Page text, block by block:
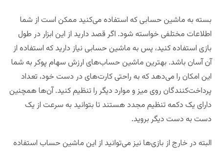
بسته به ماشین حسابی که استفاده می‌کنید ممکن است از شما
اطلاعات مختلفی خواسته شود. اگر قصد دارید از این ابزار در طول
بازی استفاده کنید، پس به ماشین حسابی نیاز دارید که استفاده از
آن آسان باشد. بهترین ماشین حساب‌های ارزش سهام پوکر به شما
این امکان را می‌دهد که به راحتی کارت‌های در دست خود، تعداد
پرداخت‌کنندگان روی میز و موارد دیگر را تنظیم کنید. آن‌ها همچنین
دارای یک دکمه تنظیم مجدد هستند تا بتوانید به سرعت از یک
دست به دست دیگر بروید.
البته در خارج از بازی‌ها نیز می‌توانید از این ماشین حساب استفاده